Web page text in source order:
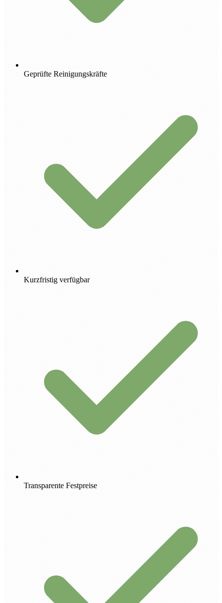
Geprüfte Reinigungskräfte
Kurzfristig verfügbar
Transparente Festpreise